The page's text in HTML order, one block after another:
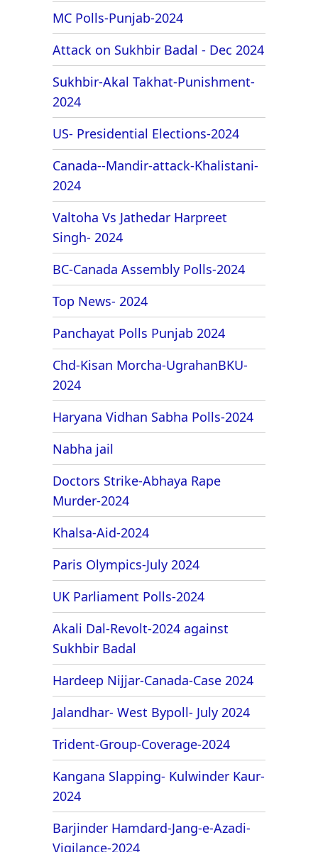
MC Polls-Punjab-2024
Attack on Sukhbir Badal - Dec 2024
Sukhbir-Akal Takhat-Punishment-
2024
US- Presidential Elections-2024
Canada--Mandir-attack-Khalistani-
2024
Valtoha Vs Jathedar Harpreet
Singh- 2024
BC-Canada Assembly Polls-2024
Top News- 2024
Panchayat Polls Punjab 2024
Chd-Kisan Morcha-UgrahanBKU-
2024
Haryana Vidhan Sabha Polls-2024
Nabha jail
Doctors Strike-Abhaya Rape
Murder-2024
Khalsa-Aid-2024
Paris Olympics-July 2024
UK Parliament Polls-2024
Akali Dal-Revolt-2024 against
Sukhbir Badal
Hardeep Nijjar-Canada-Case 2024
Jalandhar- West Bypoll- July 2024
Trident-Group-Coverage-2024
Kangana Slapping- Kulwinder Kaur-
2024
Barjinder Hamdard-Jang-e-Azadi-
Vigilance-2024